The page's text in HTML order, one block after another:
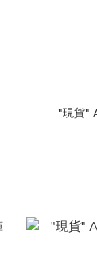
"現貨"